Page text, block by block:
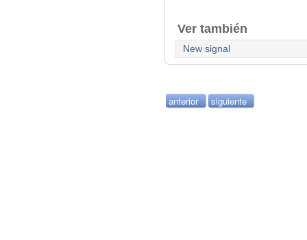
Ver también
New signal
anterior siguiente